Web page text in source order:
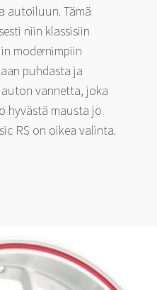
autoiluun. Tämä
niin klassisiin
modernimpiin
puhdasta ja
vannetta, joka
hyvästä mausta jo
RS on oikea valinta.